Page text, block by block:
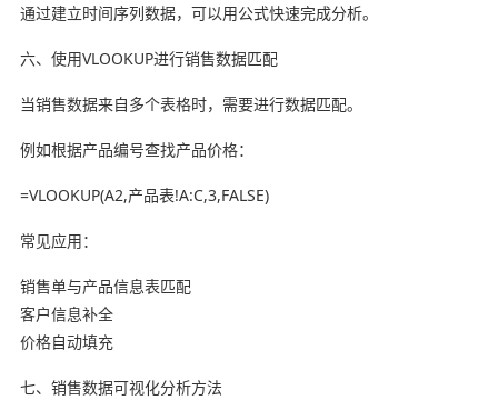
通过建立时间序列数据，可以用公式快速完成分析。
六、使用VLOOKUP进行销售数据匹配
当销售数据来自多个表格时，需要进行数据匹配。
例如根据产品编号查找产品价格：
=VLOOKUP(A2,产品表!A:C,3,FALSE)
常见应用：
销售单与产品信息表匹配
客户信息补全
价格自动填充
七、销售数据可视化分析方法